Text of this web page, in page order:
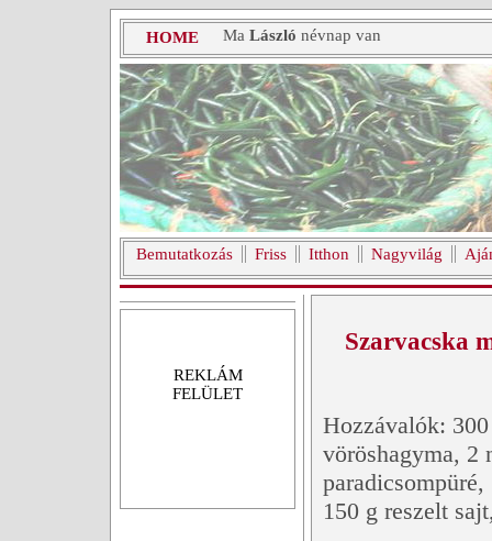
HOME Ma László névnap van
Bemutatkozás Friss Itthon Nagyvilág
REKLÁM
FELÜLET
Szarvacska
Hozzávalók:
vöröshagyma, 2
150 g reszelt